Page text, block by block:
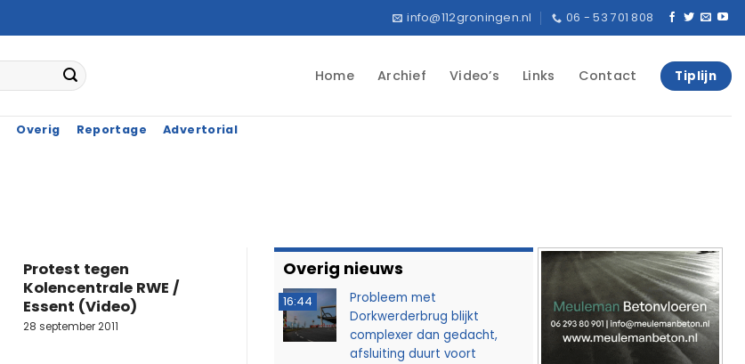
info@112groningen.nl 06 - 53 701 808
Home Archief Video’s Links Contact Tiplijn
Overig Reportage Advertorial
Protest tegen
Kolencentrale RWE /
Essent (Video)
28 september 2011
Overig nieuws
16:44
Probleem met
Dorkwerderbrug blijkt
complexer dan gedacht,
afsluiting duurt voort